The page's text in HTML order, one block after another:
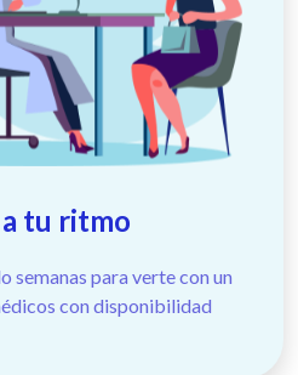
a tu ritmo
semanas para verte con un
con disponibilidad